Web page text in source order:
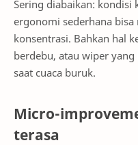
Sering diabaikan: kondisi
ergonomi sederhana
konsentrasi. Bahkan hal
berdebu, atau wiper
saat cuaca buruk.
Micro-
terasa